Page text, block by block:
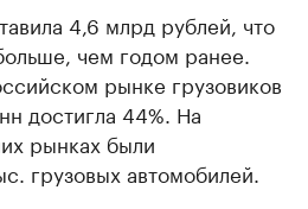
4,6 млрд рублей, что
чем годом ранее.
рынке грузовиков
достигла 44%. На
рынках были
грузовых автомобилей.